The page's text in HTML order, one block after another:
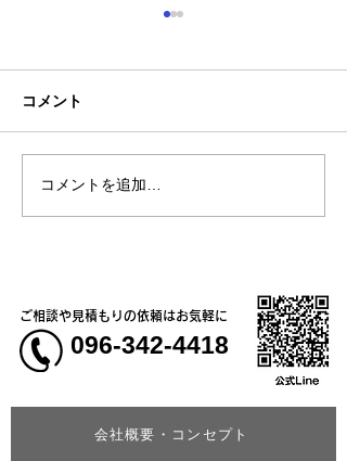
臨時店休、時短営業のお
知らせ
コメント
コメントを追加…
会社概要・コンセプト
ご相談や見積もりの依頼はお気軽に
096-342-4418